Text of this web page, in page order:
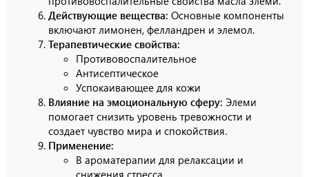
Действующие вещества: Основные компоненты
включают лимонен, фелландрен и элемол.
Терапевтические свойства:
Противовоспалительное
Антисептическое
Успокаивающее для кожи
Влияние на эмоциональную сферу: Элеми
помогает снизить уровень тревожности и
создает чувство мира и спокойствия.
Применение:
В ароматерапии для релаксации и
снижения стресса.